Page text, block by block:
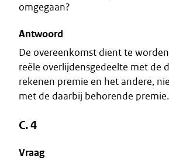
omgegaan?
Antwoord
De overeenkomst dient te
reële overlijdensgedeelte met de
rekenen premie en het andere,
met de daarbij behorende premie.
C. 4
Vraag